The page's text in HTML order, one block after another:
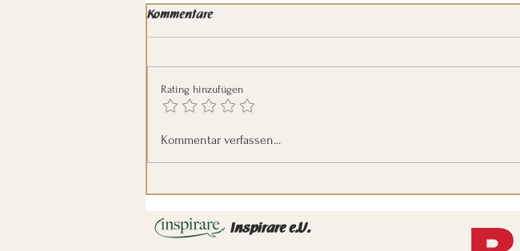
Die Schönheit des Wolfes
Kommentare
Rating hinzufügen
Kommentar verfassen...
Inspirare e.U.